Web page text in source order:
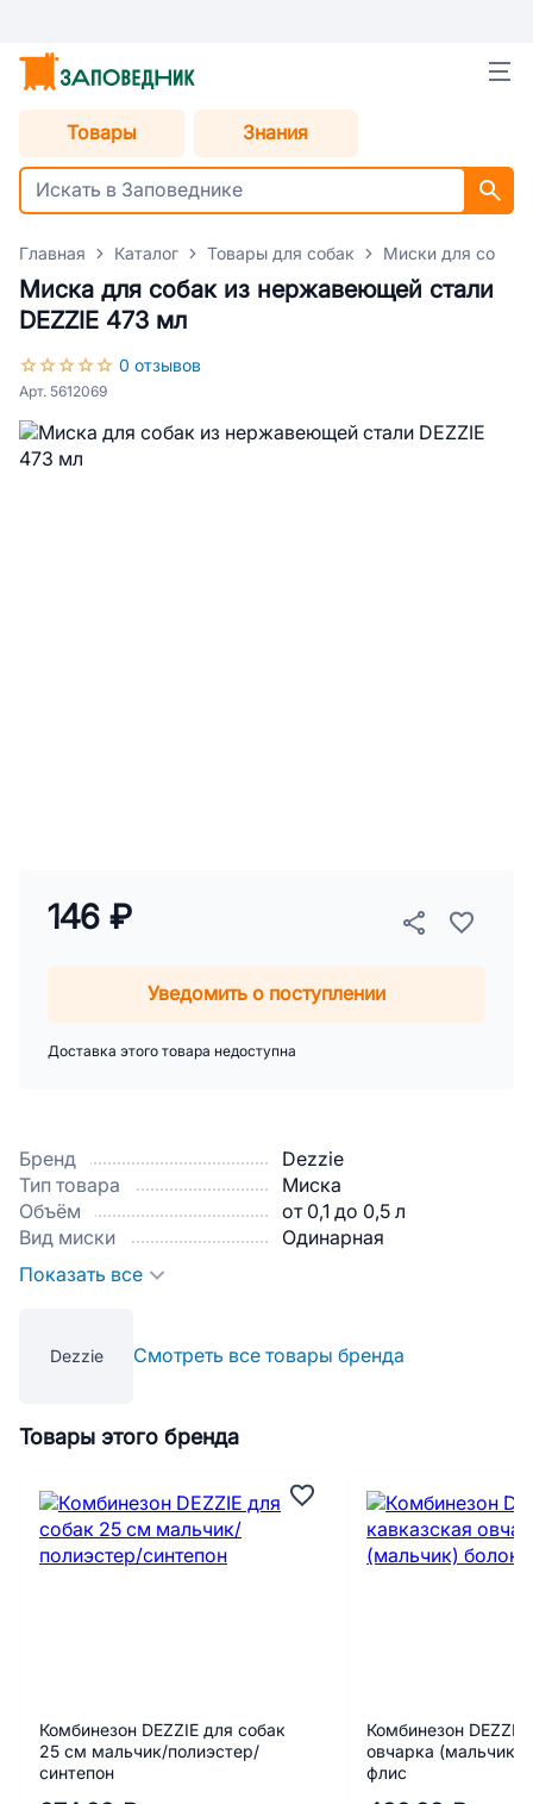
Товары Знания
Главная Каталог Товары для собак Миски для собак
Миска для собак из нержавеющей стали
DEZZIE 473 мл
0 отзывов
Арт. 5612069
Бренд
Dezzie
Тип товара
Миска
Объём
от 0,1 до 0,5 л
Вид миски
Одинарная
Показать все
Dezzie Смотреть все товары бренда
146 ₽
Уведомить о поступлении
Доставка этого товара недоступна
Товары этого бренда
Комбинезон DEZZIE для собак
25 см мальчик/полиэстер/
синтепон
Комбинезон DEZZIE
овчарка (мальчик)
флис